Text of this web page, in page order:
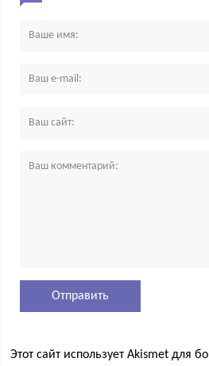
Этот сайт использует Akismet для